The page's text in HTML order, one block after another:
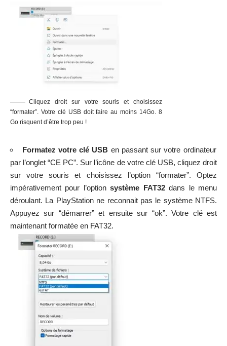
Cliquez droit sur votre souris et choisissez
“formater”. Votre clé USB doit faire au moins 14Go. 8
Go risquent d’être trop peu !
Formatez votre clé USB en passant sur votre ordinateur
par l’onglet “CE PC”. Sur l’icône de votre clé USB, cliquez droit
sur votre souris et choisissez l’option “formater”. Optez
impérativement pour l’optionsystème FAT32dans le menu
déroulant. La PlayStation ne reconnait pas le système NTFS.
Appuyez sur “démarrer” et ensuite sur “ok”. Votre clé est
maintenant formatée en FAT32.